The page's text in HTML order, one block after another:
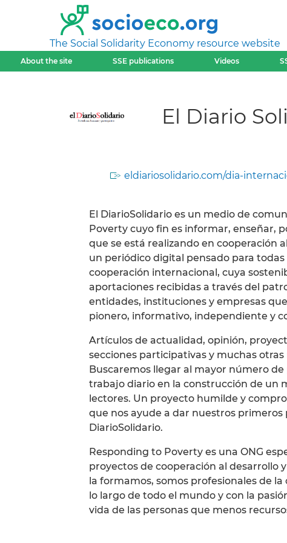
The Social Solidarity Economy resource website
About the site SSE publications Videos
El Diario
eldiariosolidario.com/dia-
El DiarioSolidario es un medio de
Poverty cuyo fin es informar, enseñar,
que se está realizando en cooperación
un periódico digital pensado para
cooperación internacional, cuya
aportaciones recibidas a través del
entidades, instituciones y empresas
pionero, informativo, independiente y
Artículos de actualidad, opinión,
secciones participativas y muchas
Buscaremos llegar al mayor número
trabajo diario en la construcción de un
lectores. Un proyecto humilde y
que nos ayude a dar nuestros primeros
DiarioSolidario.
Responding to Poverty es una ONG
proyectos de cooperación al desarrollo
la formamos, somos profesionales de
lo largo de todo el mundo y con la
vida de las personas que menos